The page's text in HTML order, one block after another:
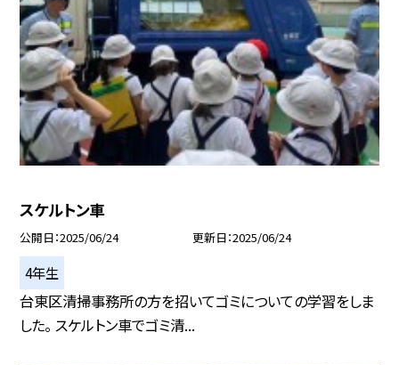
スケルトン車
公開日 2025/06/24 更新日 2025/06/24
4年生
台東区清掃事務所の方を招いてゴミについての学習をしま
した。 スケルトン車でゴミ清...